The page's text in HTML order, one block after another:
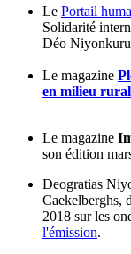
Le Portail
Solidarité
Déo
Le magazine
en milieu rural
Le magazine
son édition
Deogratias
Caekelberghs,
2018 sur les
l'émission.